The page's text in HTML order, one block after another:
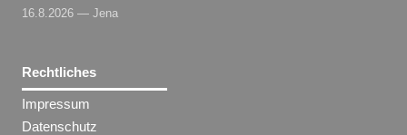
16.8.2026 — Jena
Rechtliches
Impressum
Datenschutz